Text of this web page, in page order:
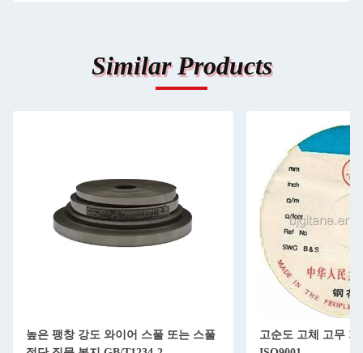
Similar Products
높은 팽창 강도 와이어 스풀 또는 스풀
고순도 고체 고무